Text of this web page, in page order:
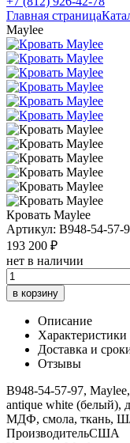
Главная страница
Maylee
Кровать Maylee
Артикул: B948-54-57-
193 200 ₽
нет в наличии
в корзину
Описание
Характеристики
Доставка и
Отзывы
B948-54-57-97,
antique white (белый),
МДФ, смола, ткань,
ПроизводительСША